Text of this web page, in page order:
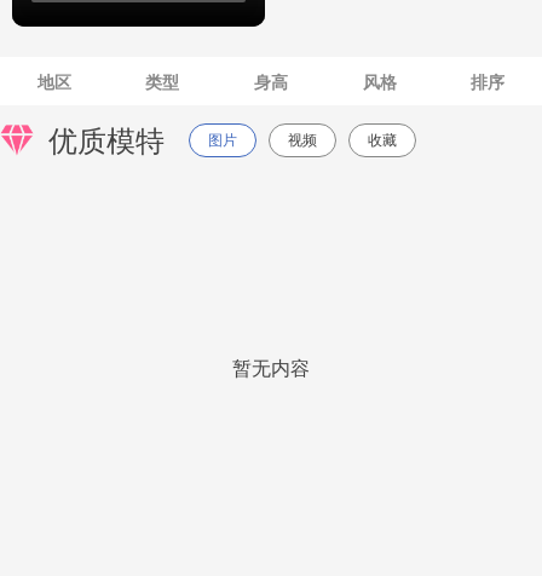
地区 类型 身高 风格 排序
优质模特 图片 视频 收藏
暂无内容